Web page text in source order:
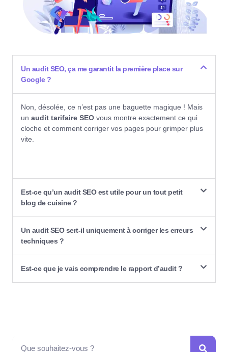
Un audit SEO, ça me garantit la première place sur
Google ?
Non, désolée, ce n’est pas une baguette magique ! Mais
un audit tarifaire SEO vous montre exactement ce qui
cloche et comment corriger vos pages pour grimper plus
vite.
Est-ce qu’un audit SEO est utile pour un tout petit
blog de cuisine ?
Un audit SEO sert-il uniquement à corriger les erreurs
techniques ?
Est-ce que je vais comprendre le rapport d’audit ?